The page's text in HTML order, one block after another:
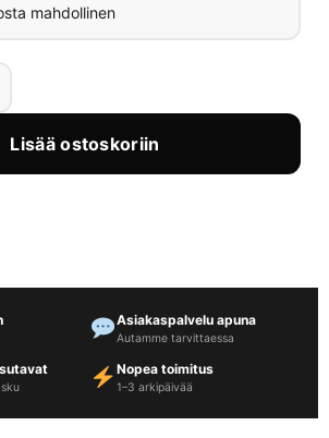
mahdollinen
Lisää ostoskoriin
Asiakaspalvelu apuna
Autamme tarvittaessa
Nopea toimitus
1–3 arkipäivää